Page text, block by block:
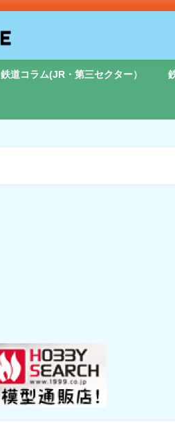
鉄道コラム(JR・第三セクター）